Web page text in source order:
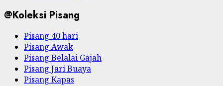
@Koleksi Pisang
Pisang 40 hari
Pisang Awak
Pisang Belalai Gajah
Pisang Jari Buaya
Pisang Kapas